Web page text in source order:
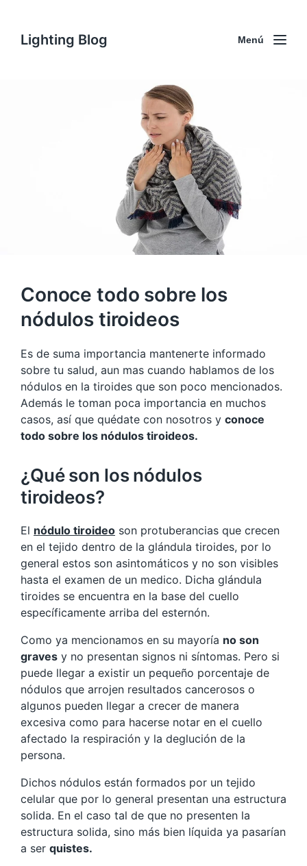
Lighting Blog Menú
Conoce todo sobre los
nódulos tiroideos
Es de suma importancia mantenerte informado
sobre tu salud, aun mas cuando hablamos de los
nódulos en la tiroides que son poco mencionados.
Además le toman poca importancia en muchos
casos, así que quédate con nosotros y conoce
todo sobre los nódulos tiroideos.
¿Qué son los nódulos
tiroideos?
El nódulo tiroideo son protuberancias que crecen
en el tejido dentro de la glándula tiroides, por lo
general estos son asintomáticos y no son visibles
hasta el examen de un medico. Dicha glándula
tiroides se encuentra en la base del cuello
específicamente arriba del esternón.
Como ya mencionamos en su mayoría no son
graves y no presentan signos ni síntomas. Pero si
puede llegar a existir un pequeño porcentaje de
nódulos que arrojen resultados cancerosos o
algunos pueden llegar a crecer de manera
excesiva como para hacerse notar en el cuello
afectado la respiración y la deglución de la
persona.
Dichos nódulos están formados por un tejido
celular que por lo general presentan una estructura
solida. En el caso tal de que no presenten la
estructura solida, sino más bien líquida ya pasarían
a ser quistes.